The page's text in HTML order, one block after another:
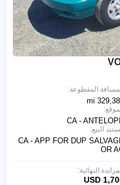
المقطوعة:
329,388
CA -
البيع:
CA - APP FOR DUP
OR
النهائية:
1,700